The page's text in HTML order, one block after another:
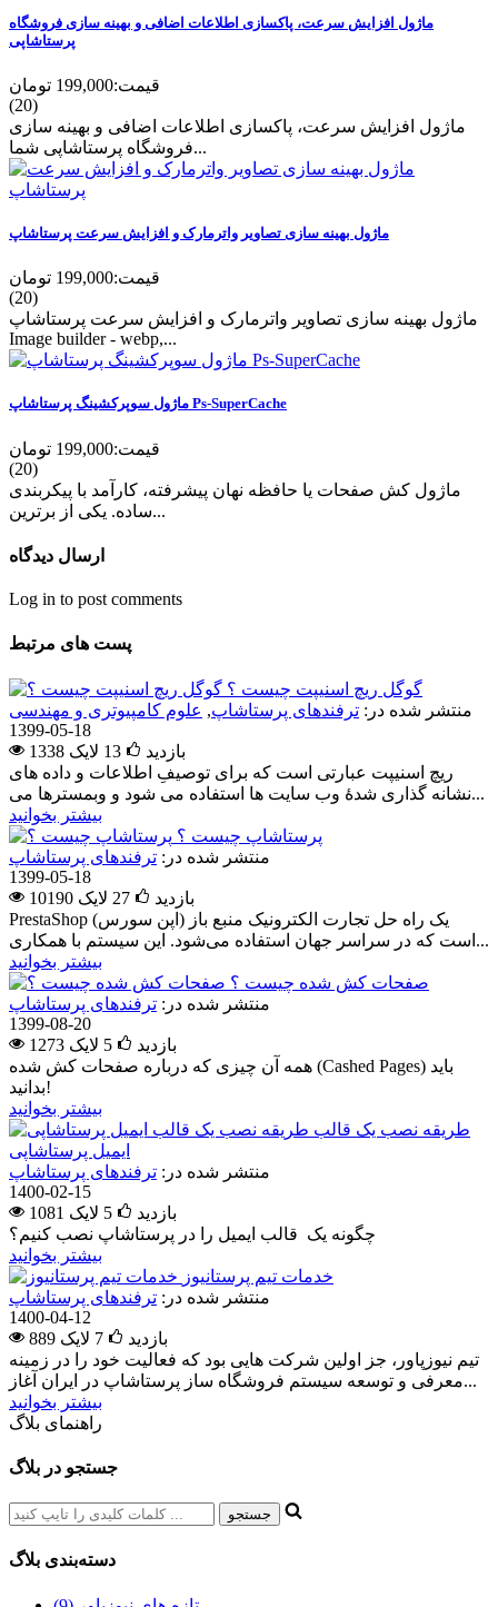
ماژول افزایش سرعت، پاکسازی اطلاعات اضافی و بهینه سازی فروشگاه
پرستاشاپی
قیمت:199,000 تومان
(20)
ماژول افزایش سرعت، پاکسازی اطلاعات اضافی و بهینه سازی
فروشگاه پرستاشاپی شما...
ماژول بهینه سازی تصاویر واترمارک و افزایش سرعت پرستاشاپ
قیمت:199,000 تومان
(20)
ماژول بهینه سازی تصاویر واترمارک و افزایش سرعت پرستاشاپ
Image builder - webp,...
ماژول سوپرکشینگ پرستاشاپ Ps-SuperCache
قیمت:199,000 تومان
(20)
ماژول کش صفحات یا حافظه نهان پیشرفته، کارآمد با پیکربندی
ساده. یکی از برترین...
ارسال دیدگاه
Log in to post comments
پست های مرتبط
گوگل ریچ اسنیپت چیست ؟
منتشر شده در: ترفندهای پرستاشاپ, علوم کامپیوتری و مهندسی
1399-05-18
1338 بازدید
13 لایک
ریچ اسنیپت عبارتی است که برای توصیفِ اطلاعات و داده های
نشانه گذاری شدۀ وب سایت ها استفاده می شود و وبمسترها می...
بیشتر بخوانید
پرستاشاپ چیست ؟
منتشر شده در: ترفندهای پرستاشاپ
1399-05-18
10190 بازدید
27 لایک
PrestaShop یک راه حل تجارت الکترونیک منبع باز (اپن سورس)
است که در سراسر جهان استفاده می‌­شود. این سیستم با همکاری...
بیشتر بخوانید
صفحات کش شده چیست ؟
منتشر شده در: ترفندهای پرستاشاپ
1399-08-20
1273 بازدید
5 لایک
همه آن چیزی که درباره صفحات کش شده (Cashed Pages) باید
بدانید!
بیشتر بخوانید
طریقه نصب یک قالب
ایمیل پرستاشاپی
منتشر شده در: ترفندهای پرستاشاپ
1400-02-15
1081 بازدید
5 لایک
چگونه یک قالب ایمیل را در پرستاشاپ نصب کنیم؟
بیشتر بخوانید
خدمات تیم پرستانیوز
منتشر شده در: ترفندهای پرستاشاپ
1400-04-12
889 بازدید
7 لایک
تیم نیوزپاور، جز اولین شرکت هایی بود که فعالیت خود را در زمینه
معرفی و توسعه سیستم فروشگاه ساز پرستاشاپ در ایران آغاز...
بیشتر بخوانید
راهنمای بلاگ
جستجو در بلاگ
دسته‌بندی بلاگ